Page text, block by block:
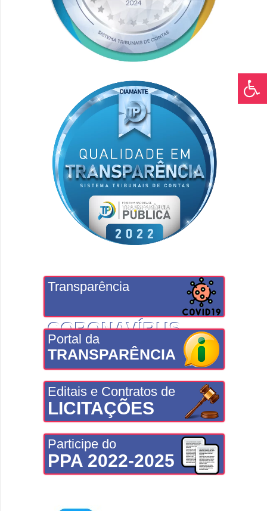
Transparência
CORONAVÍRUS
Portal da
TRANSPARÊNCIA
Editais e Contratos de
LICITAÇÕES
Participe do
PPA 2022-2025